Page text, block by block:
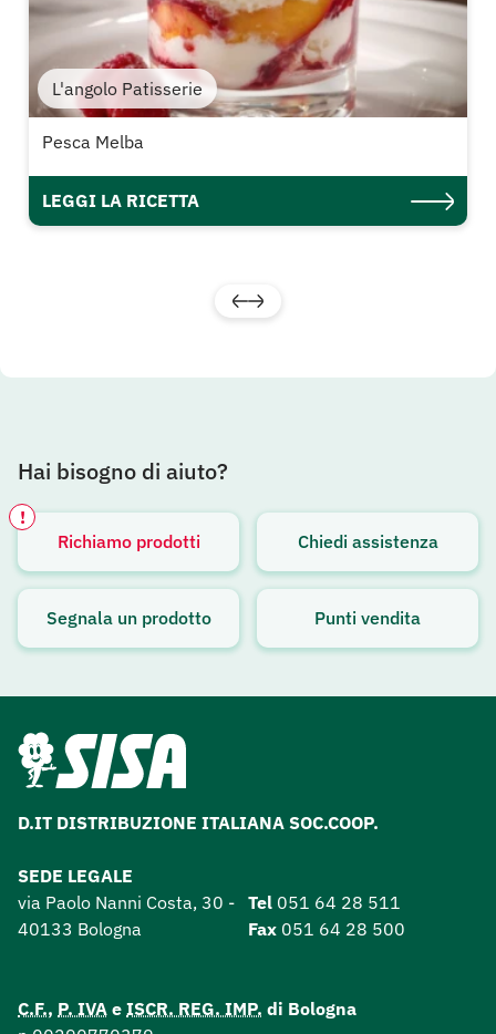
L'angolo Patisserie
Pesca Melba
LEGGI LA RICETTA
Hai bisogno di aiuto?
Richiamo prodotti
!
Avviso attivo
Chiedi assistenza
Segnala un prodotto Punti vendita
D.IT DISTRIBUZIONE ITALIANA SOC.COOP.
SEDE LEGALE
via Paolo Nanni Costa, 30 -
40133 Bologna
Tel 051 64 28 511
Fax 051 64 28 500
C.F., P. IVA e ISCR. REG. IMP. di Bologna